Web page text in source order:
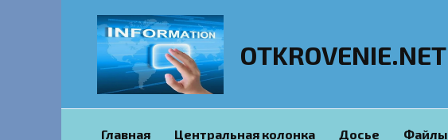
OTKROVENIE.NET
Главная Центральная колонка Досье Файлы